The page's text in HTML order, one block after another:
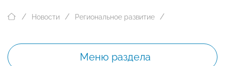
Новости Региональное развитие
Меню раздела